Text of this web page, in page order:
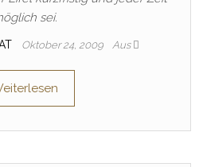
sei.
Oktober 24, 2009 Aus